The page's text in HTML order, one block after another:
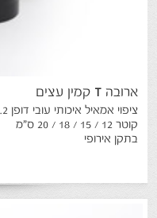
ארובה קמין עצים
ציפוי אמאיל איכותי עובי דופן 1.2 מ"מ
קוטר 12 / 15 / 18 / 20 ס"מ
בתקן אירופי